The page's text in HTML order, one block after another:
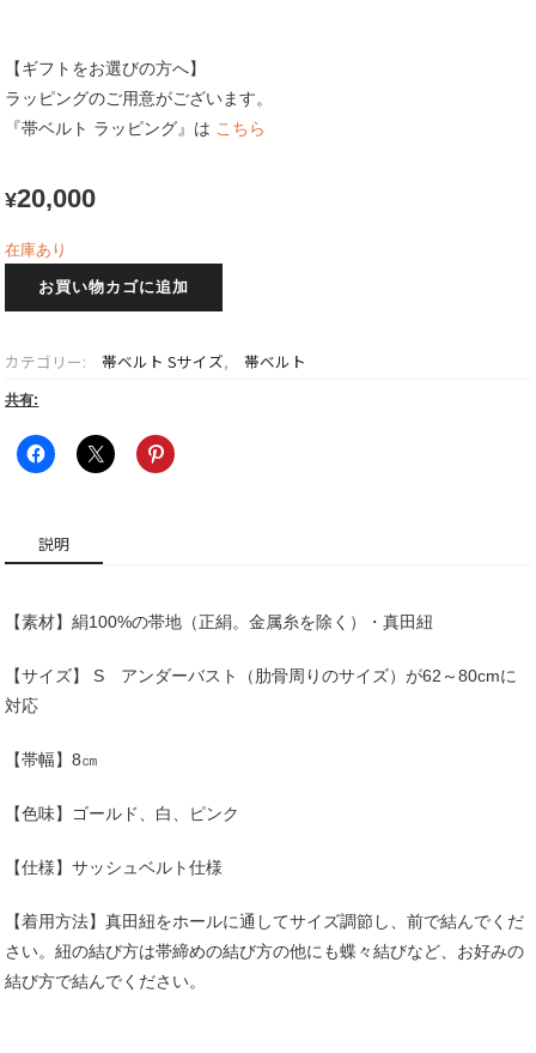
【ギフトをお選びの方へ】
ラッピングのご用意がございます。
『帯ベルト ラッピング』は こちら
¥20,000
在庫あり
帯
ベ
ル
お買い物カゴに追加
カテゴリー: 帯ベルト Sサイズ, 帯ベルト
共有:
説明
【素材】絹100%の帯地（正絹。金属糸を除く）・真田紐
【サイズ】 S アンダーバスト（肋骨周りのサイズ）が62～80cmに
対応
【帯幅】8㎝
【色味】ゴールド、白、ピンク
【仕様】サッシュベルト仕様
【着用方法】真田紐をホールに通してサイズ調節し、前で結んでくだ
さい。紐の結び方は帯締めの結び方の他にも蝶々結びなど、お好みの
結び方で結んでください。